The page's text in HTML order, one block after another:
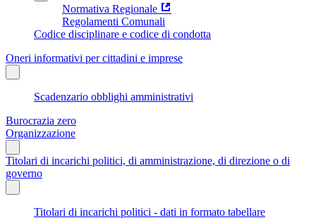
Normativa Regionale
Regolamenti Comunali
Codice disciplinare e codice di condotta
Oneri informativi per cittadini e imprese
Scadenzario obblighi amministrativi
Burocrazia zero
Organizzazione
Titolari di incarichi politici, di amministrazione, di direzione o di
governo
Titolari di incarichi politici - dati in formato tabellare